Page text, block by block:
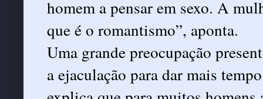
homem a pensar em sexo. A
que é o romantismo”, aponta.
Uma grande preocupação
a ejaculação para dar mais